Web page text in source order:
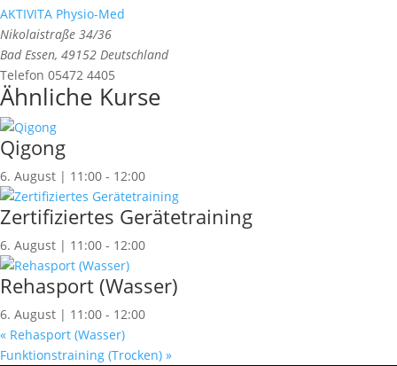
AKTIVITA Physio-Med
Nikolaistraße 34/36
Bad Essen, 49152 Deutschland
Telefon 05472 4405
Ähnliche Kurse
Qigong
6. August | 11:00 - 12:00
Zertifiziertes Gerätetraining
6. August | 11:00 - 12:00
Rehasport (Wasser)
6. August | 11:00 - 12:00
« Rehasport (Wasser)
Funktionstraining (Trocken) »